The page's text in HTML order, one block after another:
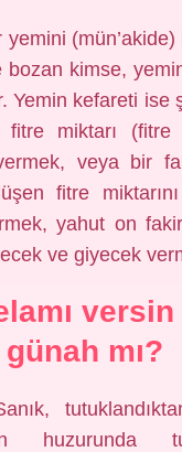
yemini (mün’akide)
bozan kimse,
Yemin kefareti ise
miktarı (fitre
veya bir
fitre
yahut on
ve giyecek
günah mı?
huzurunda